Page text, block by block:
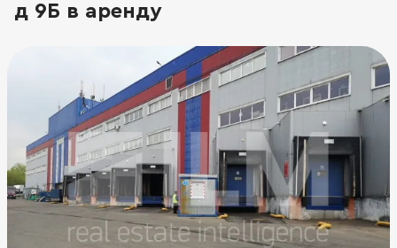
д 9Б в аренду